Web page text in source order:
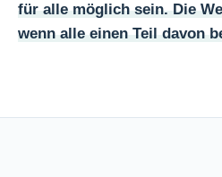
für alle möglich sein. Die
wenn alle einen Teil davon